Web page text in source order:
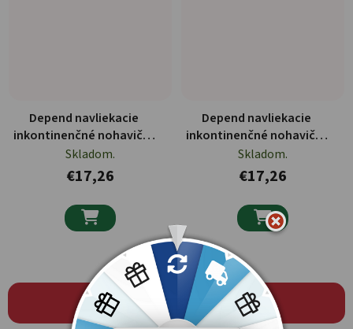
Depend navliekacie
inkontinenčné nohavičky
pre mužov 9ks
Skladom.
€17,26

Depend navliekacie
inkontinenčné nohavičky
pre mužov 10ks
Skladom.
€17,26

NAČÍTAŤ 24 ĎALŠÍCH